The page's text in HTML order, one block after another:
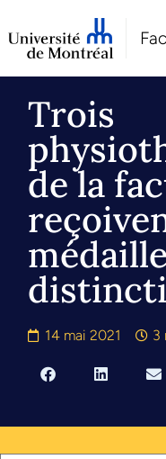
Trois
de la
14 mai 2021 3